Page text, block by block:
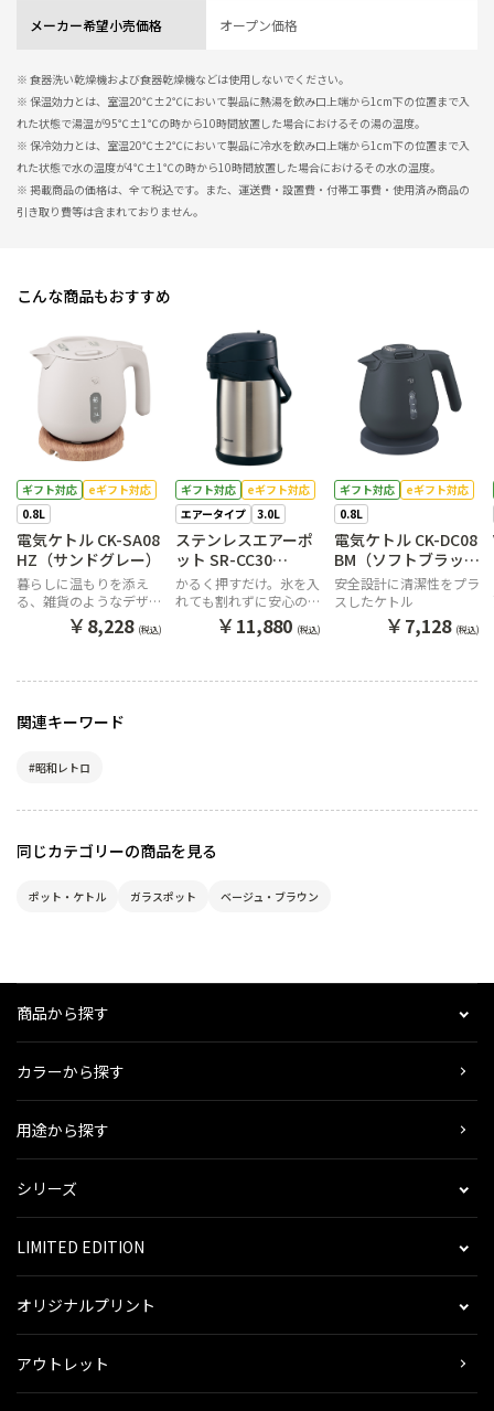
メーカー希望小売価格 オープン価格
※ 食器洗い乾燥機および食器乾燥機などは使用しないでください。
※ 保温効力とは、室温20℃±2℃において製品に熱湯を飲み口上端から1cm下の位置まで入
れた状態で湯温が95℃±1℃の時から10時間放置した場合におけるその湯の温度。
※ 保冷効力とは、室温20℃±2℃において製品に冷水を飲み口上端から1cm下の位置まで入
れた状態で水の温度が4℃±1℃の時から10時間放置した場合におけるその水の温度。
※ 掲載商品の価格は、全て税込です。また、運送費・設置費・付帯工事費・使用済み商品の
引き取り費等は含まれておりません。
こんな商品もおすすめ
ギフト対応
eギフト対応
0.8L
電気ケトル CK-SA08
HZ（サンドグレー）
暮らしに温もりを添え
る、雑貨のようなデザイ
￥8,228 (税込)
ギフト対応
eギフト対応
エアータイプ
3.0L
ステンレスエアーポ
ット SR-CC30
XA（ステンレス）
かるく押すだけ。氷を入
れても割れずに安心のス
テンレスエアーポット
￥11,880 (税込)
ギフト対応
eギフト対応
0.8L
電気ケトル CK-DC08
BM（ソフトブラッ
ク）
安全設計に清潔性をプラ
スしたケトル
￥7,128 (税込)
関連キーワード
#昭和レトロ
同じカテゴリーの商品を見る
ポット・ケトル ガラスポット ベージュ・ブラウン
商品から探す
カラーから探す
用途から探す
シリーズ
LIMITED EDITION
オリジナルプリント
アウトレット